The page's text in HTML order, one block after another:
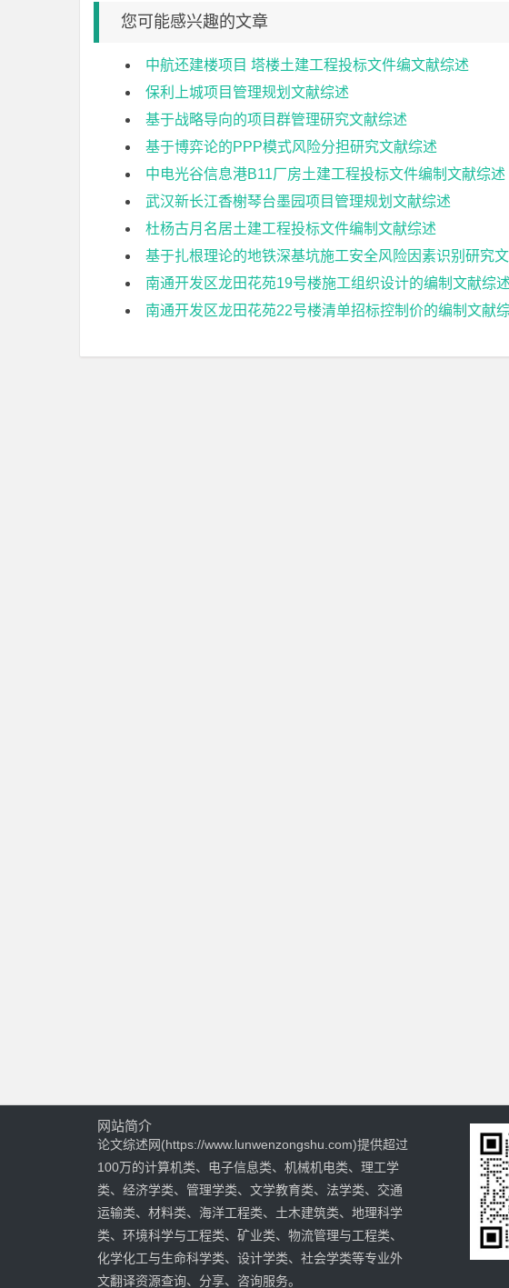
您可能感兴趣的文章
中航还建楼项目 塔楼土建工程投标文件编文献综述
保利上城项目管理规划文献综述
基于战略导向的项目群管理研究文献综述
基于博弈论的PPP模式风险分担研究文献综述
中电光谷信息港B11厂房土建工程投标文件编制文献综述
武汉新长江香榭琴台墨园项目管理规划文献综述
杜杨古月名居土建工程投标文件编制文献综述
基于扎根理论的地铁深基坑施工安全风险因素识别研究
南通开发区龙田花苑19号楼施工组织设计的编制文献综述
南通开发区龙田花苑22号楼清单招标控制价的编制文献
网站简介
论文综述网(https://www.lunwenzongshu.com)提供超过
100万的计算机类、电子信息类、机械机电类、理工学
类、经济学类、管理学类、文学教育类、法学类、交通
运输类、材料类、海洋工程类、土木建筑类、地理科学
类、环境科学与工程类、矿业类、物流管理与工程类、
化学化工与生命科学类、设计学类、社会学类等专业外
文翻译资源查询、分享、咨询服务。